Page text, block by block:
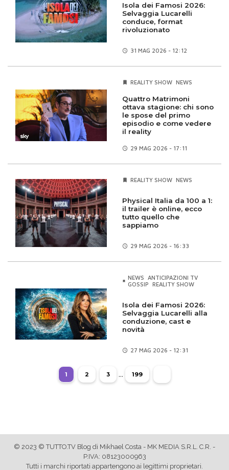
Isola dei Famosi 2026:
Selvaggia Lucarelli
conduce, format
rivoluzionato
31 MAG 2026 - 12:12
REALITY SHOW NEWS
Quattro Matrimoni
ottava stagione: chi sono
le spose del primo
episodio e come vedere
il reality
29 MAG 2026 - 17:11
REALITY SHOW NEWS
Physical Italia da 100 a 1:
il trailer è online, ecco
tutto quello che
sappiamo
29 MAG 2026 - 16:33
NEWS
ANTICIPAZIONI TV
GOSSIP
REALITY SHOW
Isola dei Famosi 2026:
Selvaggia Lucarelli alla
conduzione, cast e
novità
27 MAG 2026 - 12:31
1 2 3 ... 199
© 2023 © TUTTO.TV Blog di Mikhael Costa - MK MEDIA S.R.L. C.R. -
P.IVA: 08123000963
Tutti i marchi riportati appartengono ai legittimi proprietari.